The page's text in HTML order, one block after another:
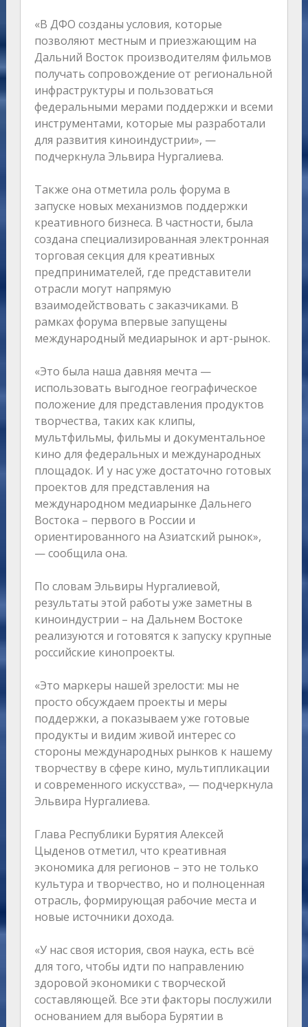
«В ДФО созданы условия, которые
позволяют местным и приезжающим на
Дальний Восток производителям фильмов
получать сопровождение от региональной
инфраструктуры и пользоваться
федеральными мерами поддержки и всеми
инструментами, которые мы разработали
для развития киноиндустрии», —
подчеркнула Эльвира Нургалиева.
Также она отметила роль форума в
запуске новых механизмов поддержки
креативного бизнеса. В частности, была
создана специализированная электронная
торговая секция для креативных
предпринимателей, где представители
отрасли могут напрямую
взаимодействовать с заказчиками. В
рамках форума впервые запущены
международный медиарынок и арт-рынок.
«Это была наша давняя мечта —
использовать выгодное географическое
положение для представления продуктов
творчества, таких как клипы,
мультфильмы, фильмы и документальное
кино для федеральных и международных
площадок. И у нас уже достаточно готовых
проектов для представления на
международном медиарынке Дальнего
Востока – первого в России и
ориентированного на Азиатский рынок»,
— сообщила она.
По словам Эльвиры Нургалиевой,
результаты этой работы уже заметны в
киноиндустрии – на Дальнем Востоке
реализуются и готовятся к запуску крупные
российские кинопроекты.
«Это маркеры нашей зрелости: мы не
просто обсуждаем проекты и меры
поддержки, а показываем уже готовые
продукты и видим живой интерес со
стороны международных рынков к нашему
творчеству в сфере кино, мультипликации
и современного искусства», — подчеркнула
Эльвира Нургалиева.
Глава Республики Бурятия Алексей
Цыденов отметил, что креативная
экономика для регионов – это не только
культура и творчество, но и полноценная
отрасль, формирующая рабочие места и
новые источники дохода.
«У нас своя история, своя наука, есть всё
для того, чтобы идти по направлению
здоровой экономики с творческой
составляющей. Все эти факторы послужили
основанием для выбора Бурятии в